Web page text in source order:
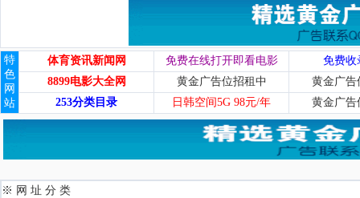
特
色
网
站
体育资讯新闻网 免费在线打开即看电影
免费收
8899电影大全网
黄金广告位招租中
黄金广告
253分类目录
日韩空间5G 98元/年 黄金广告
※ 网 址 分 类